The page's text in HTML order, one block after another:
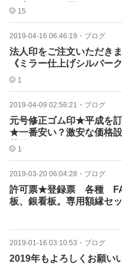
て速いはんこ屋さん
15
2019-04-16 06:46:19 ・ ブログ
法人印をご注文いただき
《ミラー仕上げシルバー
1
2019-04-09 02:56:21 ・ ブログ
元号修正ゴム印★平成を
★一番安い？激安な価格
苦笑^^★
1
2019-03-20 06:04:28 ・ ブログ
許可票★登録票 各種
板、銀看板。専用額縁セッ
2019-01-16 03:10:53 ・ ブログ
2019年もよろしくお願い